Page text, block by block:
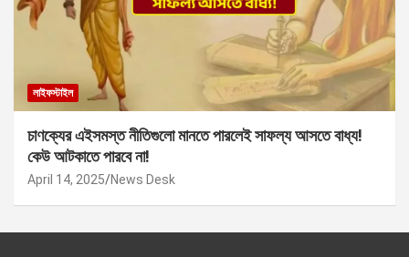
লাইফস্টাইল
চাণক্যের এইসমস্ত নীতিগুলো মানতে পারলেই সাফল্য আসতে বাধ্য!
কেউ আটকাতে পারবে না!
April 14, 2025 News Desk